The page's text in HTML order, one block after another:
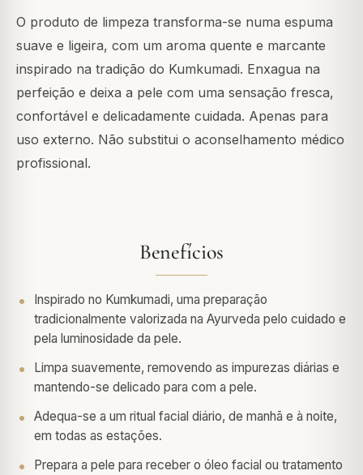
O produto de limpeza transforma-se numa espuma
suave e ligeira, com um aroma quente e marcante
inspirado na tradição do Kumkumadi. Enxagua na
perfeição e deixa a pele com uma sensação fresca,
confortável e delicadamente cuidada. Apenas para
uso externo. Não substitui o aconselhamento médico
profissional.
Benefícios
Inspirado no Kumkumadi, uma preparação
tradicionalmente valorizada na Ayurveda pelo cuidado e
pela luminosidade da pele.
Limpa suavemente, removendo as impurezas diárias e
mantendo-se delicado para com a pele.
Adequa-se a um ritual facial diário, de manhã e à noite,
em todas as estações.
Prepara a pele para receber o óleo facial ou tratamento